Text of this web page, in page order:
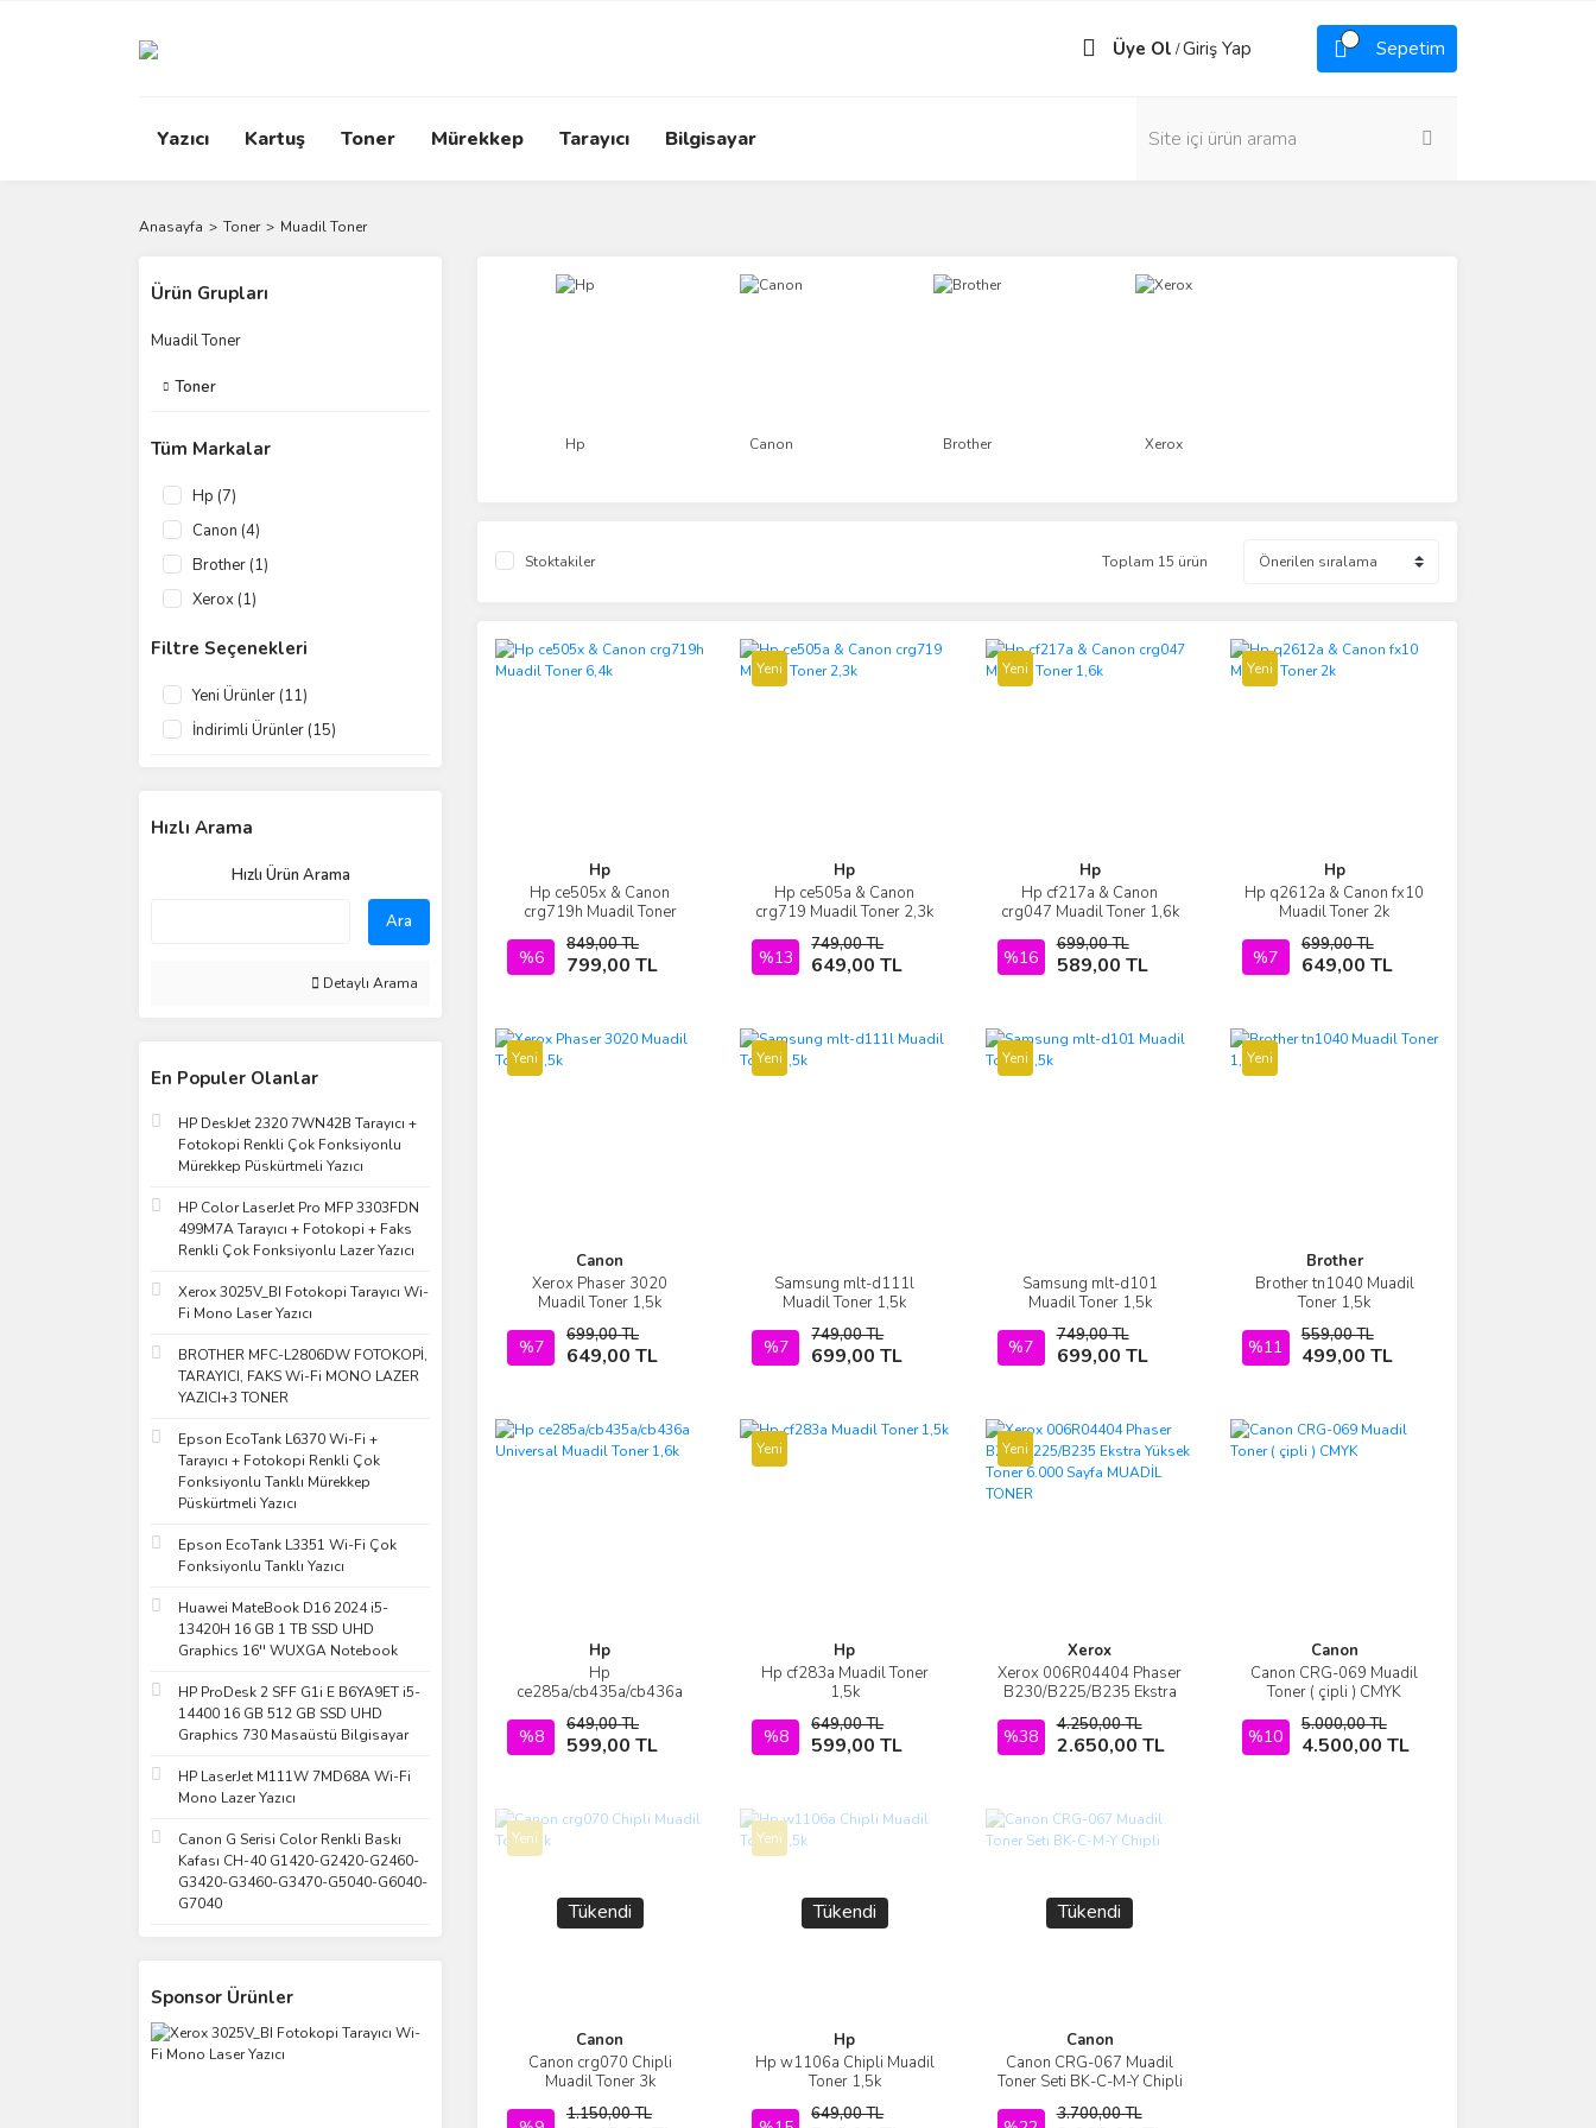
Üye Ol /Giriş Yap Sepetim
Yazıcı Kartuş Toner Mürekkep Tarayıcı Bilgisayar
Anasayfa Toner Muadil Toner
Ürün Grupları
Muadil Toner
Toner
Tüm Markalar
Hp (7)
Canon (4)
Brother (1)
Xerox (1)
Filtre Seçenekleri
Yeni Ürünler (11)
İndirimli Ürünler (15)
Hızlı Arama
Hızlı Ürün Arama
Ara
Detaylı Arama
En Populer Olanlar
HP DeskJet 2320 7WN42B Tarayıcı +
Fotokopi Renkli Çok Fonksiyonlu
Mürekkep Püskürtmeli Yazıcı
HP Color LaserJet Pro MFP 3303FDN
499M7A Tarayıcı + Fotokopi + Faks
Renkli Çok Fonksiyonlu Lazer Yazıcı
Xerox 3025V_BI Fotokopi Tarayıcı Wi-
Fi Mono Laser Yazıcı
BROTHER MFC-L2806DW FOTOKOPİ,
TARAYICI, FAKS Wi-Fi MONO LAZER
YAZICI+3 TONER
Epson EcoTank L6370 Wi-Fi +
Tarayıcı + Fotokopi Renkli Çok
Fonksiyonlu Tanklı Mürekkep
Püskürtmeli Yazıcı
Epson EcoTank L3351 Wi-Fi Çok
Fonksiyonlu Tanklı Yazıcı
Huawei MateBook D16 2024 i5-
13420H 16 GB 1 TB SSD UHD
Graphics 16'' WUXGA Notebook
HP ProDesk 2 SFF G1i E B6YA9ET i5-
14400 16 GB 512 GB SSD UHD
Graphics 730 Masaüstü Bilgisayar
HP LaserJet M111W 7MD68A Wi-Fi
Mono Lazer Yazıcı
Canon G Serisi Color Renkli Baskı
Kafası CH-40 G1420-G2420-G2460-
G3420-G3460-G3470-G5040-G6040-
G7040
Sponsor Ürünler
Hp Canon Brother Xerox
Stoktakiler Toplam 15 ürün
Hp
Hp ce505x & Canon
crg719h Muadil Toner
%6
849,00 TL
799,00 TL
İncele
Sepete Ekle
Yeni
Hp
Hp ce505a & Canon
crg719 Muadil Toner 2,3k
%13
749,00 TL
649,00 TL
İncele
Sepete Ekle
Yeni
Hp
Hp cf217a & Canon
crg047 Muadil Toner 1,6k
%16
699,00 TL
589,00 TL
İncele
Sepete Ekle
Yeni
Hp
Hp q2612a & Canon fx10
Muadil Toner 2k
%7
699,00 TL
649,00 TL
İncele
Sepete Ekle
Yeni
Canon
Xerox Phaser 3020
Muadil Toner 1,5k
%7
699,00 TL
649,00 TL
İncele
Sepete Ekle
Yeni
Samsung mlt-d111l
Muadil Toner 1,5k
%7
749,00 TL
699,00 TL
İncele
Sepete Ekle
Yeni
Samsung mlt-d101
Muadil Toner 1,5k
%7
749,00 TL
699,00 TL
İncele
Sepete Ekle
Yeni
Brother
Brother tn1040 Muadil
Toner 1,5k
%11
559,00 TL
499,00 TL
İncele
Sepete Ekle
Hp
Hp
ce285a/cb435a/cb436a
1,6k
%8
649,00 TL
599,00 TL
İncele
Sepete Ekle
Yeni
Hp
Hp cf283a Muadil Toner
1,5k
%8
649,00 TL
599,00 TL
İncele
Sepete Ekle
Yeni
Xerox
Xerox 006R04404 Phaser
B230/B225/B235 Ekstra
MUADİL TONER
%38
4.250,00 TL
2.650,00 TL
İncele
Sepete Ekle
Canon
Canon CRG-069 Muadil
Toner ( çipli ) CMYK
%10
5.000,00 TL
4.500,00 TL
İncele
Sepete Ekle
Yeni
Tükendi
Canon
Canon crg070 Chipli
Muadil Toner 3k
1.150,00 TL
İncele
Yeni
Tükendi
Hp
Hp w1106a Chipli Muadil
Toner 1,5k
649,00 TL
İncele
Tükendi
Canon
Canon CRG-067 Muadil
Toner Seti BK-C-M-Y Chipli
3.700,00 TL
İncele